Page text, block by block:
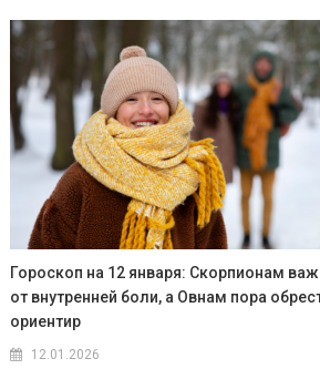
Гороскоп на 12 января: Скорпионам
от внутренней боли, а Овнам пора
ориентир
12.01.2026